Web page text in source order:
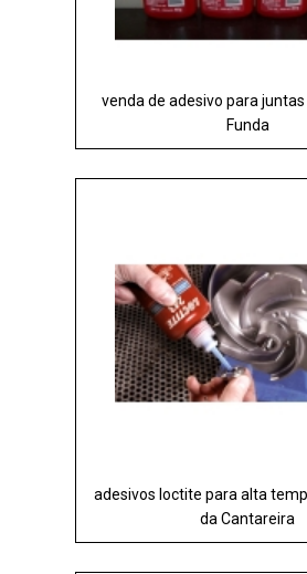
venda de adesivo para
Funda
adesivos loctite para alta
da Cantareira